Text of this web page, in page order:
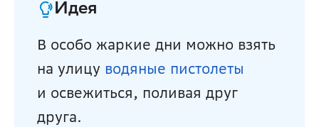
Идея
В особо жаркие дни можно взять
на улицу водяные пистолеты
и освежиться, поливая друг
друга.